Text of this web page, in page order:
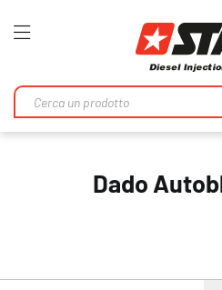
Toggle
Dado